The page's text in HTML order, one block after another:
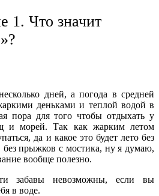
1. Что значит
дней, а погода в средней
деньками и теплой водой в
пора для того чтобы отдыхать у
и морей. Так как жарким летом
да и какое это будет лето без
без прыжков с мостика, ну я думаю,
вообще полезно.
забавы невозможны, если вы
в воде.